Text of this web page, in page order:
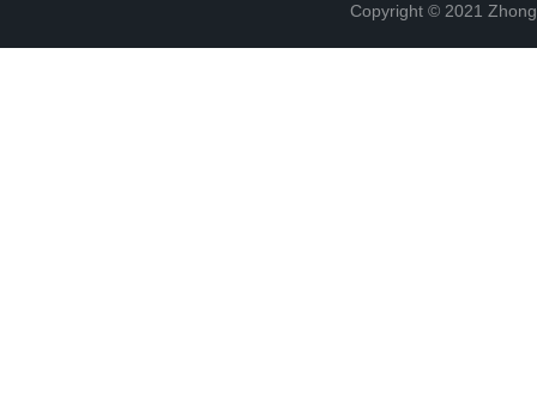
Copyright © 2021